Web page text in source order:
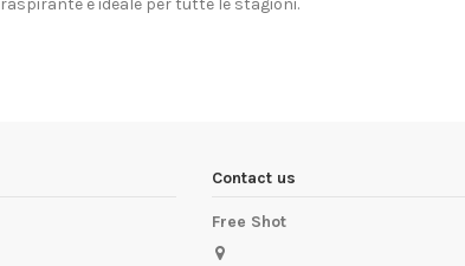
è ideale per tutte le stagioni.
Contact us
Free Shot